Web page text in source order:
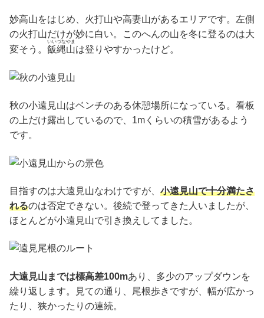
妙高山をはじめ、火打山や高妻山があるエリアです。左側
の火打山だけが妙に白い。このへんの山を冬に登るのは大
変そう。 飯縄山
いいづなやま
は登りやすかったけど。
秋の小遠見山はベンチのある休憩場所になっている。看板
の上だけ露出しているので、1mくらいの積雪があるよう
です。
目指すのは大遠見山なわけですが、 小遠見山で十分満たさ
れるのは否定できない。後続で登ってきた人いましたが、
ほとんどが小遠見山で引き換えしてました。
大遠見山までは標高差100mあり、多少のアップダウンを
繰り返します。見ての通り、尾根歩きですが、幅が広かっ
たり、狭かったりの連続。